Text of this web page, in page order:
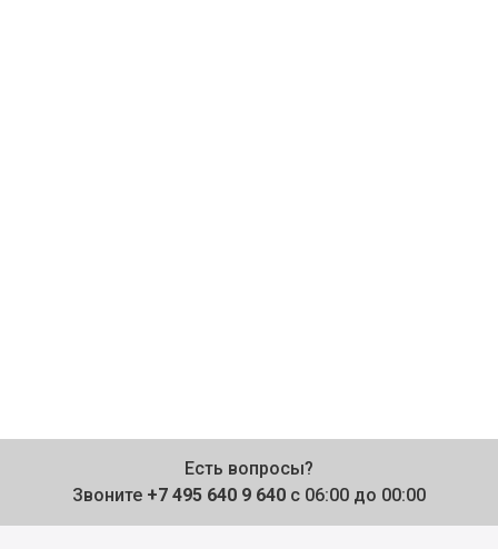
Есть вопросы?
Звоните +7 495 640 9 640 с 06:00 до 00:00